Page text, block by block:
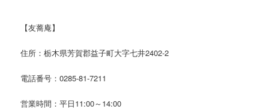
【友蕎庵】
住所：栃木県芳賀郡益子町大字七井2402-2
電話番号：0285-81-7211
営業時間：平日11:00～14:00